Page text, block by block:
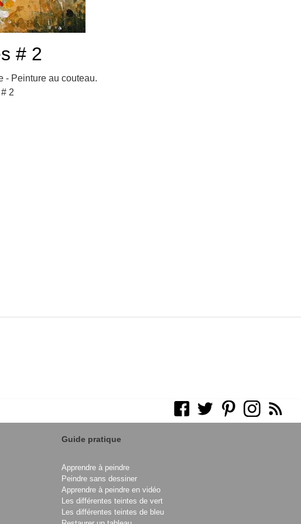
# 2
- Peinture au couteau.
2
Guide pratique
Apprendre à peindre
Peindre sans dessiner
Apprendre à peindre en vidéo
Les différentes teintes de vert
Les différentes teintes de bleu